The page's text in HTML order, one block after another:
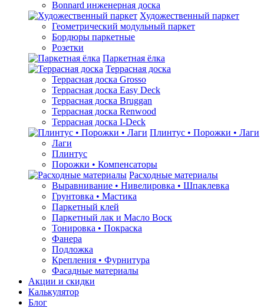
Bonnard инженерная доска
Художественный паркет
Геометрический модульный паркет
Бордюры паркетные
Розетки
Паркетная ёлка
Террасная доска
Террасная доска Grosso
Террасная доска Easy Deck
Террасная доска Bruggan
Террасная доска Renwood
Террасная доска I-Deck
Плинтус • Порожки • Лаги
Лаги
Плинтус
Порожки • Компенсаторы
Расходные материалы
Выравнивание • Нивелировка • Шпаклевка
Грунтовкa • Мастика
Паркетный клей
Паркетный лак и Масло Воск
Тонировка • Покраска
Фанера
Подложка
Крепления • Фурнитура
Фасадные материалы
Акции и скидки
Калькулятор
Блог